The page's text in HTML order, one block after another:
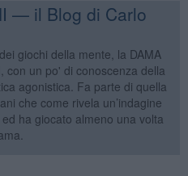
— il Blog di Carlo
giochi della mente, la DAMA
con un po' di conoscenza della
agonistica. Fa parte di quella
che come rivela un’indagine
ha giocato almeno una volta